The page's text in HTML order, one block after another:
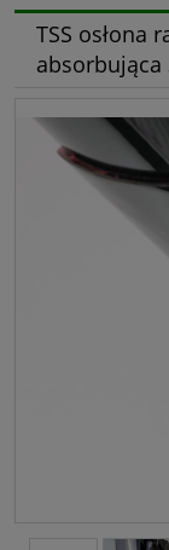
TSS osłona
absorbująca